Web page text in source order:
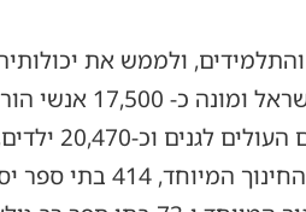
ולממש את
אחד ואחת מהם. מערכת החינוך בירושלים היא
מ- 300 אלף תלמידים ותלמידות
השנה לכיתה א'. בירושלים קיימים 2,771 גנים, מתוכם 382 גנים עבור